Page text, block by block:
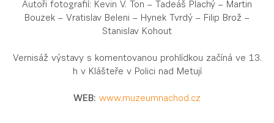
Autoři fotografií: Kevin V. Ton – Tadeáš Plachý – Martin
Bouzek – Vratislav Beleni – Hynek Tvrdý – Filip Brož –
Stanislav Kohout
Vernisáž výstavy s komentovanou prohlídkou začíná ve 13.
h v Klášteře v Polici nad Metují
WEB: www.muzeumnachod.cz